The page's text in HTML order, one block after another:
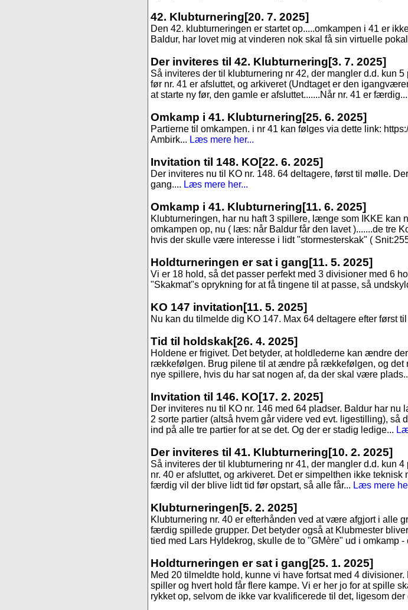
42. Klubturnering[20. 7. 2025]
Den 42. klubturneringen er startet op.....omkampen i 41 er
Baldur, har lovet mig at vinderen nok skal få sin virtuelle
Der inviteres til 42. Klubturnering[3. 7. 2025]
Så inviteres der til klubturnering nr 42, der mangler d.d. kun
før nr. 41 er afsluttet, og arkiveret (Undtaget er den
at starte ny før, den gamle er afsluttet.......Når nr. 41 er færdig...
Omkamp i 41. Klubturnering[25. 6. 2025]
Partierne til omkampen. i nr 41 kan følges via dette link:
Ambirk... Læs mere her...
Invitation til 148. KO[22. 6. 2025]
Der inviteres nu til KO nr. 148. 64 deltagere, først til mølle.
gang.... Læs mere her...
Omkamp i 41. Klubturnering[11. 6. 2025]
Klubturneringen, har nu haft 3 spillere, længe som IKKE kan
omkampen op, nu ( læs: når Baldur får den lavet ).......de tre
hvis der skulle være interesse i lidt "stormesterskak" (
Holdturneringen er sat i gang[11. 5. 2025]
Vi er 18 hold, så det passer perfekt med 3 divisioner med 6
"Skakmat"s oprykning for at få tingene til at passe, så
KO 147 invitation[11. 5. 2025]
Nu kan du tilmelde dig KO 147. Max 64 deltagere efter først
Tid til holdskak[26. 4. 2025]
Holdene er frigivet. Det betyder, at holdlederne kan ændre
rækkefølgen. Brug pilene til at ændre på rækkefølgen, og det
nye spillere, hvis du har sat nogen af, da der skal være
Invitation til 146. KO[17. 2. 2025]
Der inviteres nu til KO nr. 146 med 64 pladser. Baldur har
2 sorte partier (altså hvem går videre ved evt. ligestilling),
ind på alle tre partier for at se det. Og der er stadig ledige...
Der inviteres til 41. Klubturnering[10. 2. 2025]
Så inviteres der til klubturnering nr 41, der mangler d.d. kun
nr. 40 er afsluttet, og arkiveret. Det er simpelthen ikke
færdig vil der blive lidt tid før opstart, så alle får... Læs mere
Klubturneringen[5. 2. 2025]
Klubturnering nr. 40 er efterhånden ved at være afgjort i alle
færdig spillede grupper. Det betyder også at Klubmester
tied med Lars Hyldekrog, skulle de to "GMère" ud i omkamp -
Holdturneringen er sat i gang[25. 1. 2025]
Med 20 tilmeldte hold, kunne vi have fortsat med 4
spiller og hvert hold får flere kampe. Vi er her jo for at spille
rykket op, selvom de ikke var kvalificerede til det, ligesom der